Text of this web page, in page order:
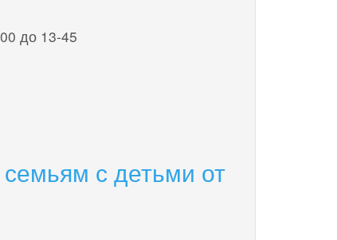
до 13-45
с детьми от